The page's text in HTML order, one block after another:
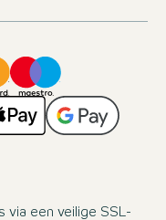
via een veilige SSL-